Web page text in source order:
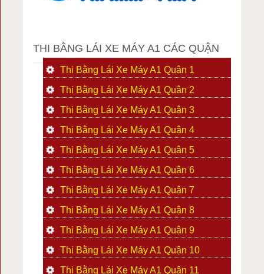
THI BẰNG LÁI XE MÁY A1 CÁC QUẬN
Thi Bằng Lái Xe Máy A1 Quận 1
Thi Bằng Lái Xe Máy A1 Quận 2
Thi Bằng Lái Xe Máy A1 Quận 3
Thi Bằng Lái Xe Máy A1 Quận 4
Thi Bằng Lái Xe Máy A1 Quận 5
Thi Bằng Lái Xe Máy A1 Quận 6
Thi Bằng Lái Xe Máy A1 Quận 7
Thi Bằng Lái Xe Máy A1 Quận 8
Thi Bằng Lái Xe Máy A1 Quận 9
Thi Bằng Lái Xe Máy A1 Quận 10
Thi Bằng Lái Xe Máy A1 Quận 11